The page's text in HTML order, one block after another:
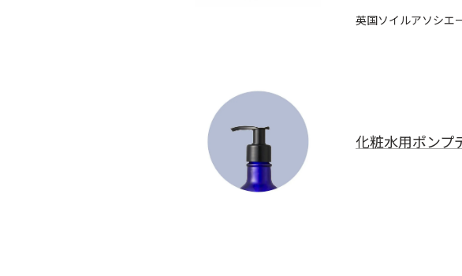
英国ソイルアソシエ
化粧水用ポンプ